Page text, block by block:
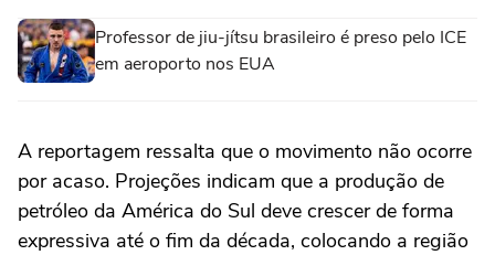
Professor de jiu-jítsu brasileiro é preso pelo ICE
em aeroporto nos EUA
A reportagem ressalta que o movimento não ocorre
por acaso. Projeções indicam que a produção de
petróleo da América do Sul deve crescer de forma
expressiva até o fim da década, colocando a região